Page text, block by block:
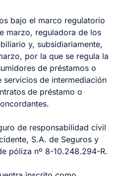
bajo el marco regulatorio
marzo, reguladora de los
y, subsidiariamente,
por la que se regula la
de préstamos o
de intermediación
de préstamo o
de responsabilidad civil
S.A. de Seguros y
póliza nº 8-10.248.294-R.